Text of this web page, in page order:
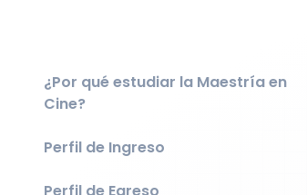
¿Por qué estudiar la Maestría en
Cine?
Perfil de Ingreso